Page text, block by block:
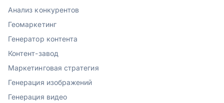
Анализ конкурентов
Геомаркетинг
Генератор контента
Контент-завод
Маркетинговая стратегия
Генерация изображений
Генерация видео